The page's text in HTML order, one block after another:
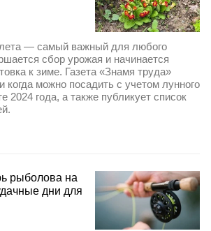
— самый важный для любого
сбор урожая и начинается
к зиме. Газета «Знамя труда»
когда можно посадить с учетом лунного
2024 года, а также публикует список
рыболова на
дни для